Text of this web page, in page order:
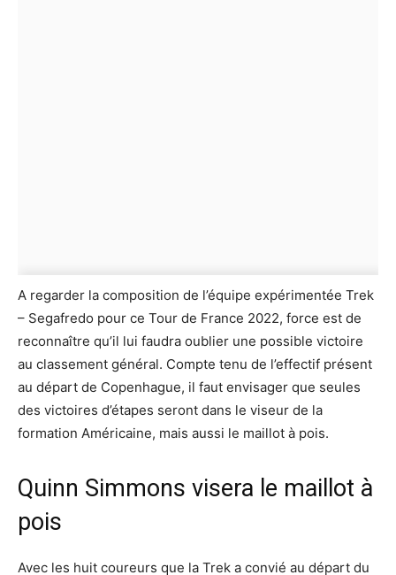
A regarder la composition de l’équipe expérimentée Trek
– Segafredo pour ce Tour de France 2022, force est de
reconnaître qu’il lui faudra oublier une possible victoire
au classement général. Compte tenu de l’effectif présent
au départ de Copenhague, il faut envisager que seules
des victoires d’étapes seront dans le viseur de la
formation Américaine, mais aussi le maillot à pois.
Quinn Simmons visera le maillot à
pois
Avec les huit coureurs que la Trek a convié au départ du